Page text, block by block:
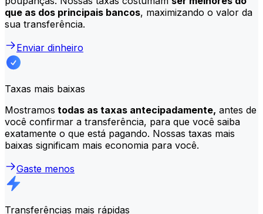
que as dos principais bancos, maximizando o valor da
sua transferência.
Enviar dinheiro
Taxas mais baixas
Mostramos todas as taxas antecipadamente, antes de
você confirmar a transferência, para que você saiba
exatamente o que está pagando. Nossas taxas mais
baixas significam mais economia para você.
Gaste menos
Transferências mais rápidas